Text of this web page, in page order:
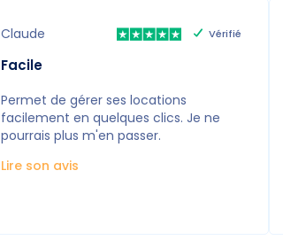
Claude Vérifié
Facile
Permet de gérer ses locations
facilement en quelques clics. Je ne
pourrais plus m'en passer.
Lire son avis